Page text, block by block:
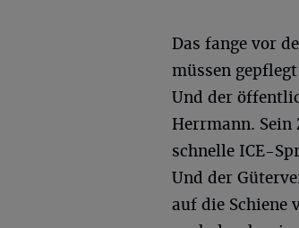
Das fange vor
müssen
Und der
Herrmann.
schnelle ICE-
Und der
auf die Schiene